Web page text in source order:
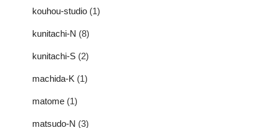
kouhou-studio (1)
kunitachi-N (8)
kunitachi-S (2)
machida-K (1)
matome (1)
matsudo-N (3)